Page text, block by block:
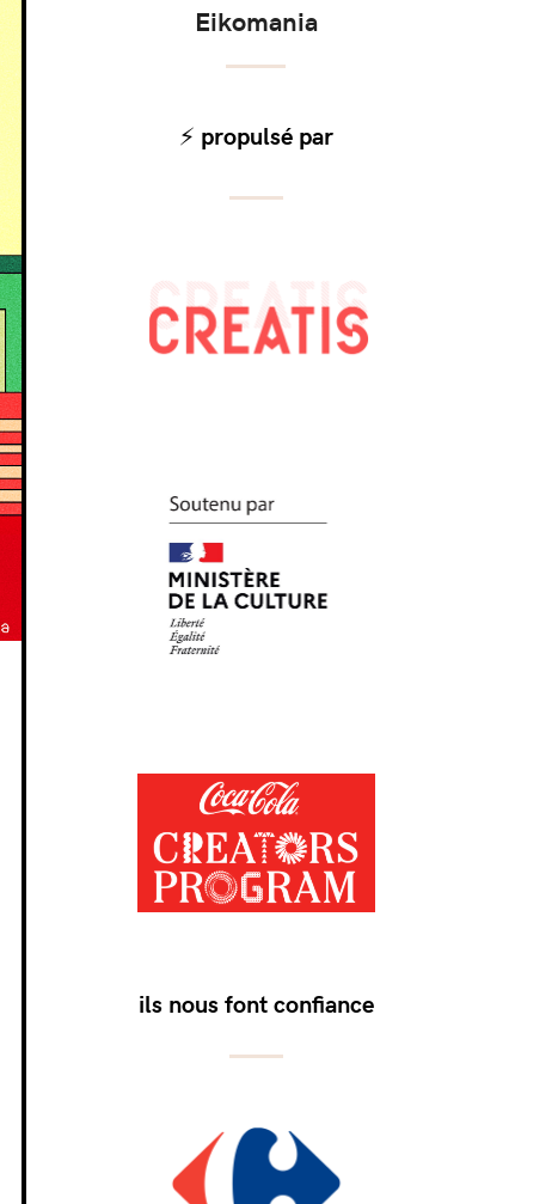
Eikomania
⚡️ propulsé par
ils nous font confiance